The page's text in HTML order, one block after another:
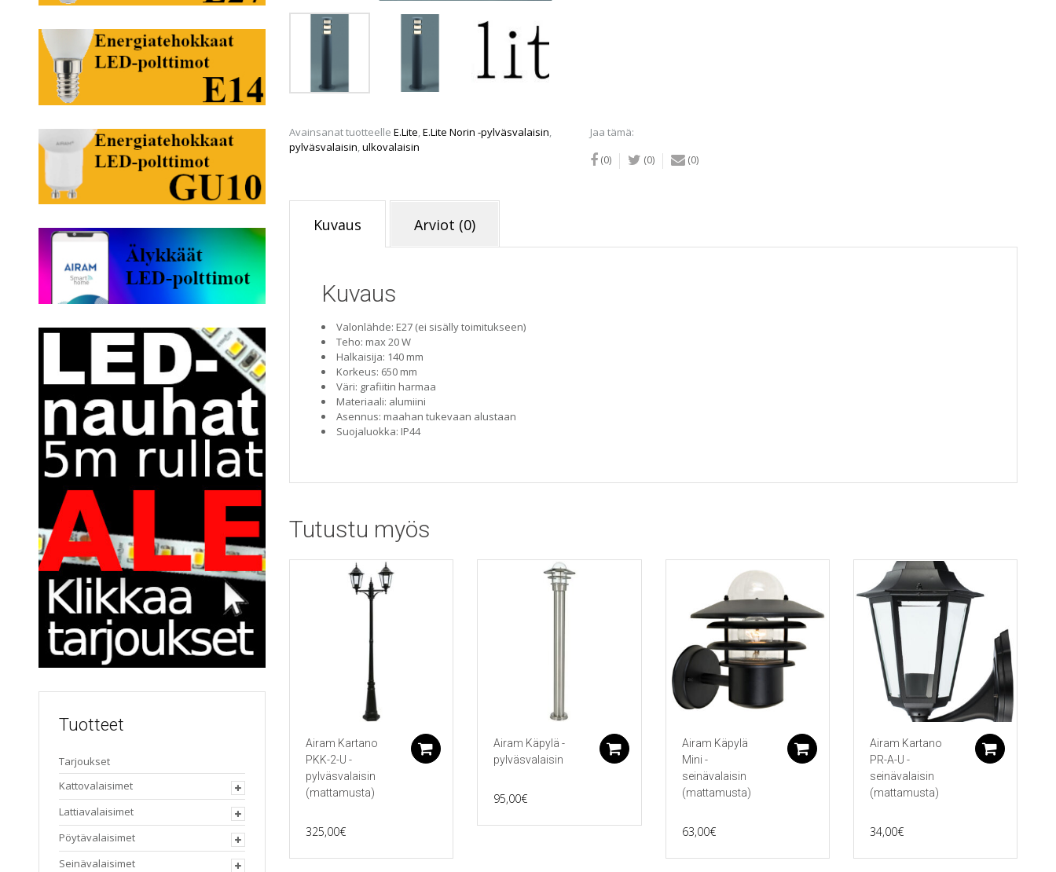
Avainsanat tuotteelle E.Lite,E.Lite Norin -pylväsvalaisin,
pylväsvalaisin,ulkovalaisin
Jaa tämä:
(0) (0) (0)
Kuvaus Arviot (0)
Kuvaus
Valonlähde: E27 (ei sisälly toimitukseen)
Teho: max 20 W
Halkaisija: 140 mm
Korkeus: 650 mm
Väri: grafiitin harmaa
Materiaali: alumiini
Asennus: maahan tukevaan alustaan
Suojaluokka: IP44
Tutustu myös
Airam Kartano
PKK-2-U -
pylväsvalaisin
(mattamusta)
325,00€
Lisää ostoskoriin
Airam Käpylä -
pylväsvalaisin
95,00€
Lisää ostoskoriin
Airam Käpylä
Mini -
seinävalaisin
(mattamusta)
63,00€
Lisää ostoskoriin
Airam Kartano
PR-A-U -
seinävalaisin
(mattamusta)
34,00€
Tuotteet
Tarjoukset
Kattovalaisimet
Lattiavalaisimet
Pöytävalaisimet
Seinävalaisimet